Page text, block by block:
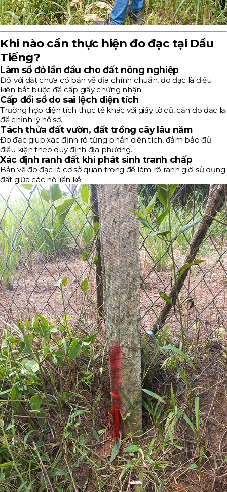
Khi nào cần thực hiện đo đạc tại Dầu
Tiếng?
Làm sổ đỏ lần đầu cho đất nông nghiệp
Đối với đất chưa có bản vẽ địa chính chuẩn, đo đạc là điều
kiện bắt buộc để cấp giấy chứng nhận.
Cấp đổi sổ do sai lệch diện tích
Trường hợp diện tích thực tế khác với giấy tờ cũ, cần đo đạc lại
để chỉnh lý hồ sơ.
Tách thửa đất vườn, đất trồng cây lâu năm
Đo đạc giúp xác định rõ từng phần diện tích, đảm bảo đủ
điều kiện theo quy định địa phương.
Xác định ranh đất khi phát sinh tranh chấp
Bản vẽ đo đạc là cơ sở quan trọng để làm rõ ranh giới sử dụng
đất giữa các hộ liền kề.